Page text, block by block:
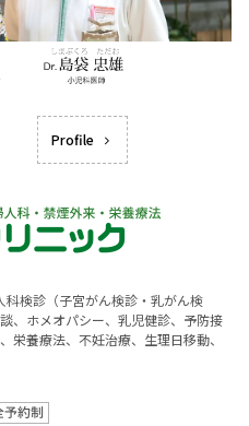
Profile
検診（子宮がん検診・乳がん検
、ホメオパシー、乳児健診、予防接
栄養療法、不妊治療、生理日移動、